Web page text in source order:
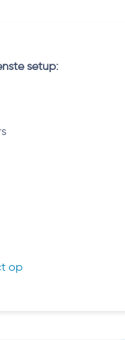
setup:
op